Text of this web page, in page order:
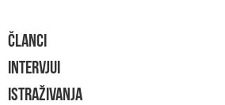
ČLANCI
INTERVJUI
ISTRAŽIVANJA